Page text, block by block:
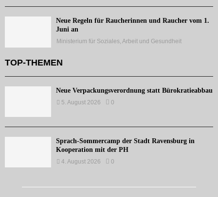
Neue Regeln für Raucherinnen und Raucher vom 1.
Juni an
Ministerium für Soziales, Arbeit und Gesundheit
TOP-THEMEN
Neue Verpackungsverordnung statt Bürokratieabbau
5. August 2026 0
Sprach-Sommercamp der Stadt Ravensburg in
Kooperation mit der PH
4. August 2026 0